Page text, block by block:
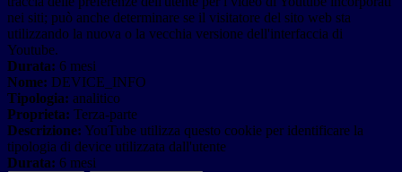
nei siti; può anche determinare se il visitatore del sito web sta
utilizzando la nuova o la vecchia versione dell'interfaccia di
Youtube.
Durata: 6 mesi
Nome: DEVICE_INFO
Tipologia: analitico
Proprieta: Terza-parte
Descrizione: YouTube utilizza questo cookie per identificare la
tipologia di device utilizzata dall'utente
Durata: 6 mesi